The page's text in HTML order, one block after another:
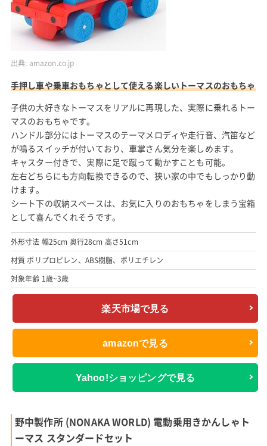
出典: amazon.co.jp
手押し車や乗車おもちゃとして使える楽しいトーマスのおもちゃ
子供の大好きなトーマスをリアルに再現した、実際に乗れるトー
マスのおもちゃです。
ハンドル部分にはトーマスのテーマメロディや走行音、汽笛など
が鳴るスイッチが付いており、車掌さん気分を楽しめます。
キャスター付きで、実際に足で蹴って動かすことも可能。
左右どちらにも方向転換できるので、狭い家の中でもしっかり動
けます。
シート下の収納スペースは、お気に入りのおもちゃをしまう宝箱
として喜んでくれそうです。
外形寸法 幅25cm 奥行28cm 高さ51cm
材質 ポリプロピレン、ABS樹脂、ポリエチレン
対象年齢 1歳~3歳
楽天市場で見る
amazonで見る
Yahoo!ショッピングで見る
野中製作所 (NONAKA WORLD) 電動乗用きかんしゃト
ーマス スタンダードセット